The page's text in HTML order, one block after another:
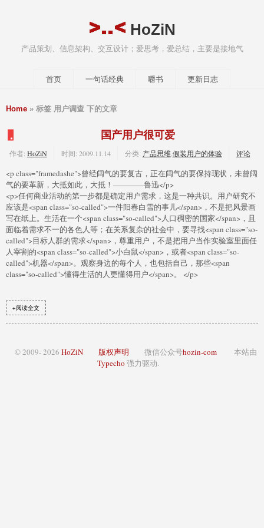
HoZiN
产品策划、信息架构、交互设计；爱思考，爱总结，主要是接地气
首页 一句话经典 嚼书 更新日志
Home » 标签 用户调查 下的文章
国产用户很可爱
作者: HoZiN 时间: 2009.11.14 分类: 产品思维,假装用户的体验 评论
<p class="framedashe">曾经阔气的要复古，正在阔气的要保持现状，未曾阔
气的要革新，大抵如此，大抵！————鲁迅</p>
<p>任何商业活动的第一步都是确定用户需求，这是一种共识。用户研究不
应该是<span class="so-called">一件阳春白雪的事儿</span>，不是把风景画
写在纸上。生活在一个<span class="so-called">人口稠密的国家</span>，且
面临着需求不一的各色人等；在关系复杂的社会中，要寻找<span class="so-
called">目标人群的需求</span>，尊重用户，不是把用户当作实验室里面任
人宰割的<span class="so-called">小白鼠</span>，或者<span class="so-
called">机器</span>。观察身边的每个人，也包括自己，那些<span
class="so-called">懂得生活的人更懂得用户</span>。 </p>
+阅读全文
© 2009- 2026 HoZiN 版权声明 微信公众号hozin-com
本站由
Typecho 强力驱动.